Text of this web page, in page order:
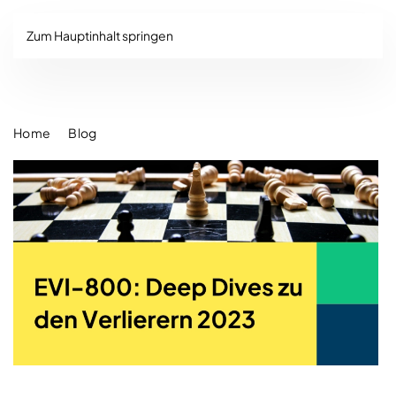
Zum Hauptinhalt springen
Home Blog